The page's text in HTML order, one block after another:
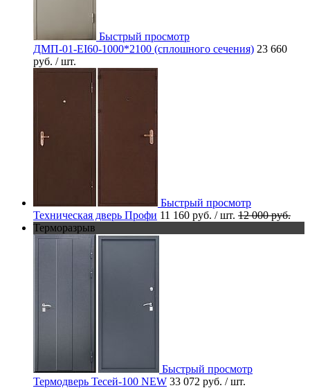
Быстрый просмотр
ДМП-01-EI60-1000*2100 (сплошного сечения) 23 660
руб. / шт.
Быстрый просмотр
Техническая дверь Профи 11 160 руб. / шт. 12 000 руб.
Терморазрыв
Быстрый просмотр
Термодверь Тесей-100 NEW 33 072 руб. / шт.